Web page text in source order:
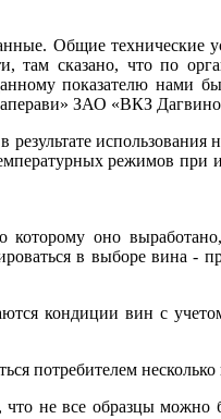
Общие технические
там сказано, что по
показателю нами
ЗАО «ВКЗ
использования
режимов при
которому оно
в выборе вина -
кондиции вин с
потребителем несколько
что не все образцы